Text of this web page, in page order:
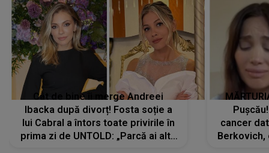
Cât de bine îi merge Andreei
Ibacka după divorț! Fosta soție a
lui Cabral a întors toate privirile în
prima zi de UNTOLD: „Parcă ai altă
cancer